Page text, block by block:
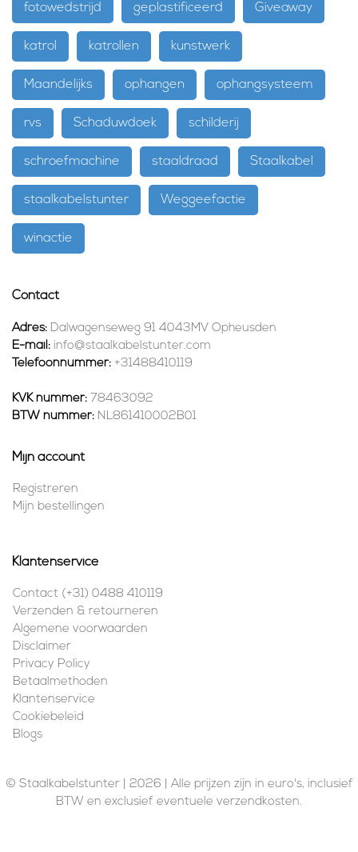
fotowedstrijd geplastificeerd Giveaway
katrol katrollen kunstwerk
Maandelijks ophangen ophangsysteem
rvs Schaduwdoek schilderij
schroefmachine staaldraad Staalkabel
staalkabelstunter Weggeefactie
winactie
Contact
Adres: Dalwagenseweg 91 4043MV Opheusden
E-mail: info@staalkabelstunter.com
Telefoonnummer: +31488410119
KVK nummer: 78463092
BTW nummer: NL861410002B01
Mijn account
Registreren
Mijn bestellingen
Klantenservice
Contact (+31) 0488 410119
Verzenden & retourneren
Algemene voorwaarden
Disclaimer
Privacy Policy
Betaalmethoden
Klantenservice
Cookiebeleid
Blogs
© Staalkabelstunter | 2026 | Alle prijzen zijn in euro's, inclusief
BTW en exclusief eventuele verzendkosten.